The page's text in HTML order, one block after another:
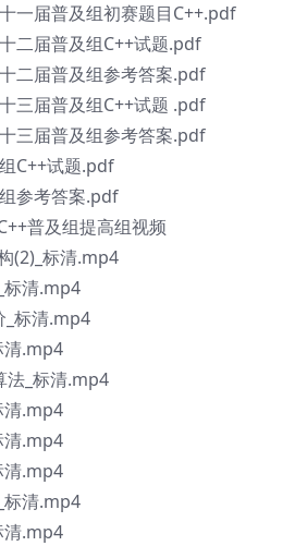
一届普及组初赛题目C++.pdf
二届普及组C++试题.pdf
二届普及组参考答案.pdf
三届普及组C++试题 .pdf
三届普及组参考答案.pdf
C++试题.pdf
参考答案.pdf
普及组提高组视频
(2)_标清.mp4
标清.mp4
_标清.mp4
清.mp4
法_标清.mp4
清.mp4
清.mp4
清.mp4
标清.mp4
清.mp4